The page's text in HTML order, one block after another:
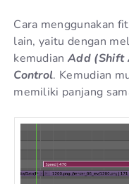
Cara menggunakan
lain, yaitu dengan
kemudianAdd (Shift
Control. Kemudian
memiliki panjang